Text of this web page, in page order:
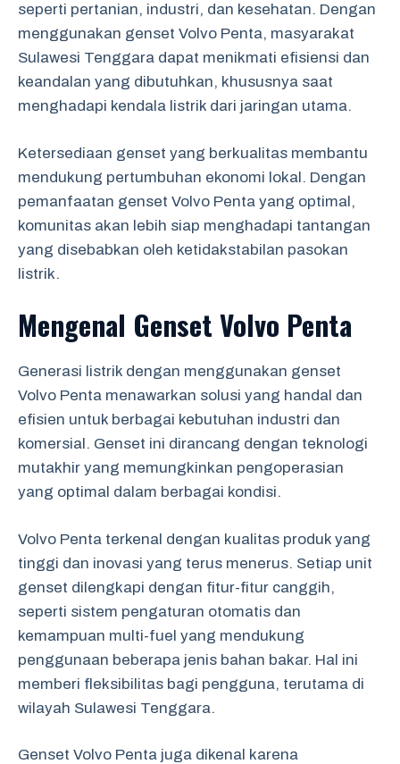
seperti pertanian, industri, dan kesehatan. Dengan
menggunakan genset Volvo Penta, masyarakat
Sulawesi Tenggara dapat menikmati efisiensi dan
keandalan yang dibutuhkan, khususnya saat
menghadapi kendala listrik dari jaringan utama.
Ketersediaan genset yang berkualitas membantu
mendukung pertumbuhan ekonomi lokal. Dengan
pemanfaatan genset Volvo Penta yang optimal,
komunitas akan lebih siap menghadapi tantangan
yang disebabkan oleh ketidakstabilan pasokan
listrik.
Mengenal Genset Volvo Penta
Generasi listrik dengan menggunakan genset
Volvo Penta menawarkan solusi yang handal dan
efisien untuk berbagai kebutuhan industri dan
komersial. Genset ini dirancang dengan teknologi
mutakhir yang memungkinkan pengoperasian
yang optimal dalam berbagai kondisi.
Volvo Penta terkenal dengan kualitas produk yang
tinggi dan inovasi yang terus menerus. Setiap unit
genset dilengkapi dengan fitur-fitur canggih,
seperti sistem pengaturan otomatis dan
kemampuan multi-fuel yang mendukung
penggunaan beberapa jenis bahan bakar. Hal ini
memberi fleksibilitas bagi pengguna, terutama di
wilayah Sulawesi Tenggara.
Genset Volvo Penta juga dikenal karena